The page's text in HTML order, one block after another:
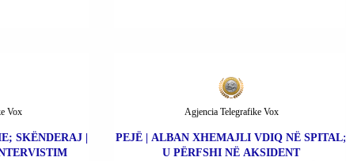
SKËNDERAJ |
Vox
PEJË | ALBAN XHEMAJLI VDIQ NË SPITAL;
U PËRFSHI NË AKSIDENT
Agjencia Telegrafike Vox